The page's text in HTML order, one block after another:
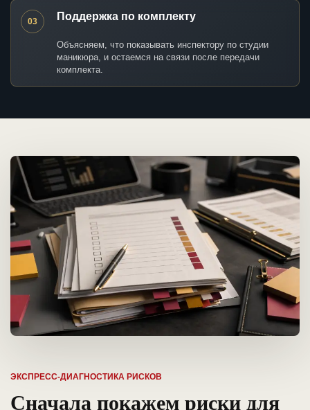
03 Поддержка по комплекту
Объясняем, что показывать инспектору по студии
маникюра, и остаемся на связи после передачи
комплекта.
ЭКСПРЕСС-ДИАГНОСТИКА РИСКОВ
Сначала покажем риски для